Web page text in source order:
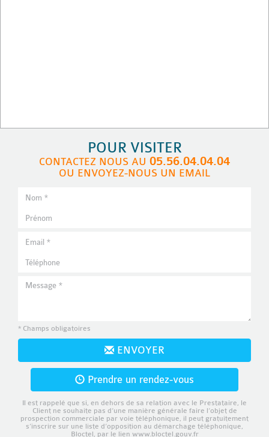
POUR VISITER
CONTACTEZ NOUS AU 05.56.04.04.04
OU ENVOYEZ-NOUS UN EMAIL
* Champs obligatoires
ENVOYER
Prendre un rendez-vous
Il est rappelé que si, en dehors de sa relation avec le Prestataire, le
Client ne souhaite pas d’une manière générale faire l’objet de
prospection commerciale par voie téléphonique, il peut gratuitement
s’inscrire sur une liste d’opposition au démarchage téléphonique,
Bloctel, par le lien www.bloctel.gouv.fr